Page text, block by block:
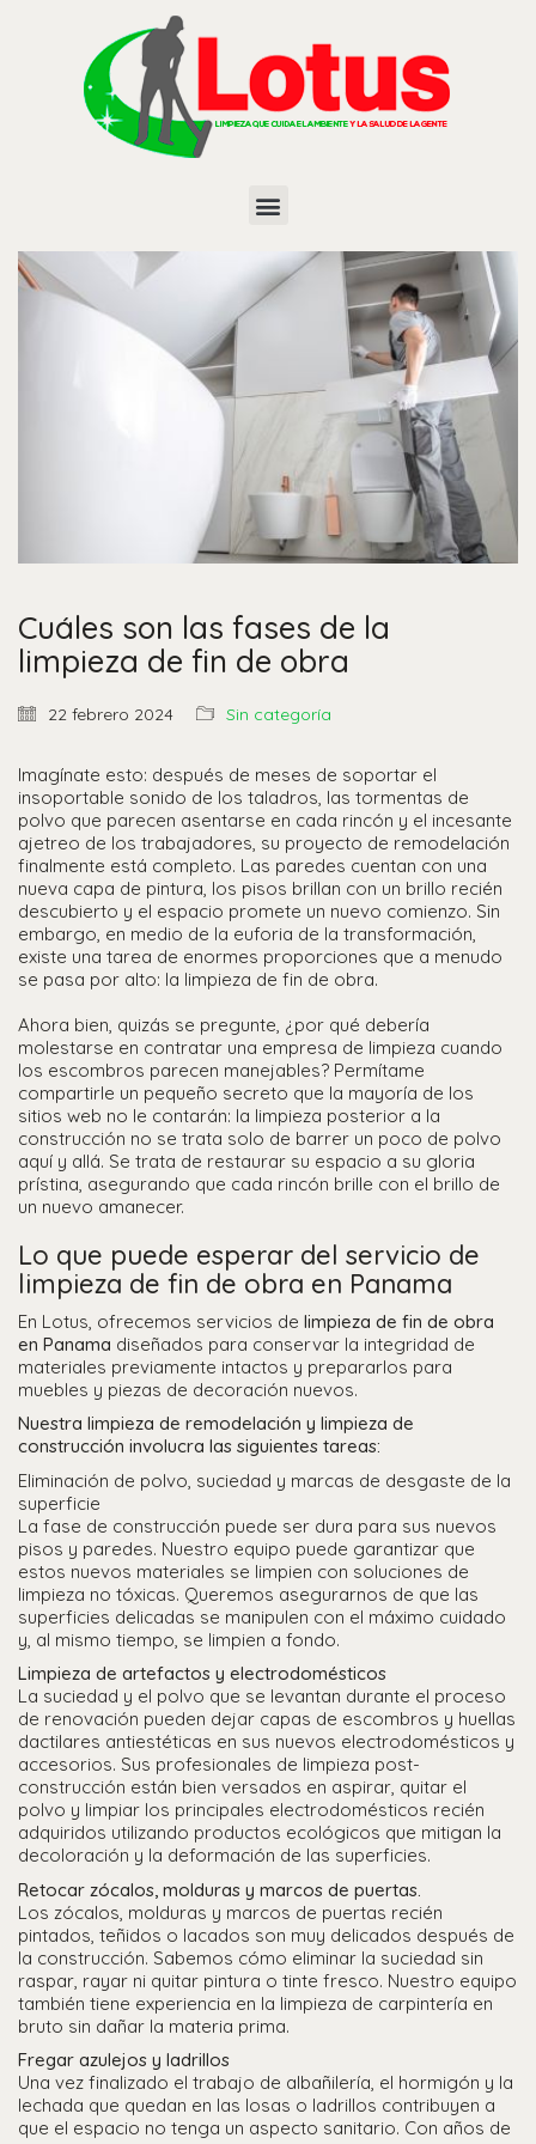
Cuáles son las fases de la
limpieza de fin de obra
22 febrero 2024 Sin categoría
Imagínate esto: después de meses de soportar el
insoportable sonido de los taladros, las tormentas de
polvo que parecen asentarse en cada rincón y el incesante
ajetreo de los trabajadores, su proyecto de remodelación
finalmente está completo. Las paredes cuentan con una
nueva capa de pintura, los pisos brillan con un brillo recién
descubierto y el espacio promete un nuevo comienzo. Sin
embargo, en medio de la euforia de la transformación,
existe una tarea de enormes proporciones que a menudo
se pasa por alto: la limpieza de fin de obra.
Ahora bien, quizás se pregunte, ¿por qué debería
molestarse en contratar una empresa de limpieza cuando
los escombros parecen manejables? Permítame
compartirle un pequeño secreto que la mayoría de los
sitios web no le contarán: la limpieza posterior a la
construcción no se trata solo de barrer un poco de polvo
aquí y allá. Se trata de restaurar su espacio a su gloria
prístina, asegurando que cada rincón brille con el brillo de
un nuevo amanecer.
Lo que puede esperar del servicio de
limpieza de fin de obra en Panama
En Lotus, ofrecemos servicios de limpieza de fin de obra
en Panama diseñados para conservar la integridad de
materiales previamente intactos y prepararlos para
muebles y piezas de decoración nuevos.
Nuestra limpieza de remodelación y limpieza de
construcción involucra las siguientes tareas:
Eliminación de polvo, suciedad y marcas de desgaste de la
superficie
La fase de construcción puede ser dura para sus nuevos
pisos y paredes. Nuestro equipo puede garantizar que
estos nuevos materiales se limpien con soluciones de
limpieza no tóxicas. Queremos asegurarnos de que las
superficies delicadas se manipulen con el máximo cuidado
y, al mismo tiempo, se limpien a fondo.
Limpieza de artefactos y electrodomésticos
La suciedad y el polvo que se levantan durante el proceso
de renovación pueden dejar capas de escombros y huellas
dactilares antiestéticas en sus nuevos electrodomésticos y
accesorios. Sus profesionales de limpieza post-
construcción están bien versados en aspirar, quitar el
polvo y limpiar los principales electrodomésticos recién
adquiridos utilizando productos ecológicos que mitigan la
decoloración y la deformación de las superficies.
Retocar zócalos, molduras y marcos de puertas.
Los zócalos, molduras y marcos de puertas recién
pintados, teñidos o lacados son muy delicados después de
la construcción. Sabemos cómo eliminar la suciedad sin
raspar, rayar ni quitar pintura o tinte fresco. Nuestro equipo
también tiene experiencia en la limpieza de carpintería en
bruto sin dañar la materia prima.
Fregar azulejos y ladrillos
Una vez finalizado el trabajo de albañilería, el hormigón y la
lechada que quedan en las losas o ladrillos contribuyen a
que el espacio no tenga un aspecto sanitario. Con años de